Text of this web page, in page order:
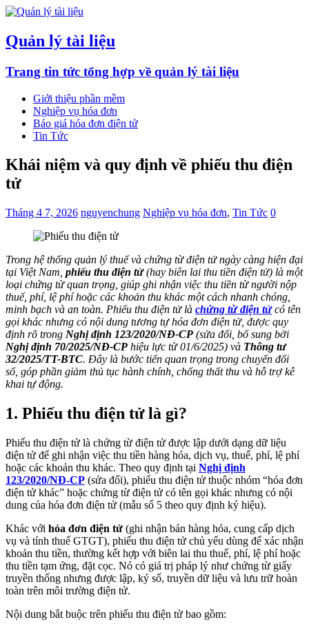
Quản lý tài liệu
Trang tin tức tổng hợp về quản lý tài liệu
Giới thiệu phần mềm
Nghiệp vụ hóa đơn
Báo giá hóa đơn điện tử
Tin Tức
Khái niệm và quy định về phiếu thu điện
tử
Tháng 4 7, 2026 nguyenchung Nghiệp vụ hóa đơn, Tin Tức 0
Trong hệ thống quản lý thuế và chứng từ điện tử ngày càng hiện đại
tại Việt Nam, phiếu thu điện tử(hay biên lai thu tiền điện tử) là một
loại chứng từ quan trọng, giúp ghi nhận việc thu tiền từ người nộp
thuế, phí, lệ phí hoặc các khoản thu khác một cách nhanh chóng,
minh bạch và an toàn. Phiếu thu điện tử là chứng từ điện tửcó tên
gọi khác nhưng có nội dung tương tự hóa đơn điện tử, được quy
định rõ trong Nghị định 123/2020/NĐ-CP (sửa đổi, bổ sung bởi
Nghị định 70/2025/NĐ-CP hiệu lực từ 01/6/2025) và Thông tư
32/2025/TT-BTC. Đây là bước tiến quan trọng trong chuyển đổi
số, góp phần giảm thủ tục hành chính, chống thất thu và hỗ trợ kê
khai tự động.
1. Phiếu thu điện tử là gì?
Phiếu thu điện tử là chứng từ điện tử được lập dưới dạng dữ liệu
điện tử để ghi nhận việc thu tiền hàng hóa, dịch vụ, thuế, phí, lệ phí
hoặc các khoản thu khác. Theo quy định tại Nghị định
123/2020/NĐ-CP (sửa đổi), phiếu thu điện tử thuộc nhóm “hóa đơn
điện tử khác” hoặc chứng từ điện tử có tên gọi khác nhưng có nội
dung của hóa đơn điện tử (mẫu số 5 theo quy định ký hiệu).
Khác với hóa đơn điện tử (ghi nhận bán hàng hóa, cung cấp dịch
vụ và tính thuế GTGT), phiếu thu điện tử chủ yếu dùng để xác nhận
khoản thu tiền, thường kết hợp với biên lai thu thuế, phí, lệ phí hoặc
thu tiền tạm ứng, đặt cọc. Nó có giá trị pháp lý như chứng từ giấy
truyền thống nhưng được lập, ký số, truyền dữ liệu và lưu trữ hoàn
toàn trên môi trường điện tử.
Nội dung bắt buộc trên phiếu thu điện tử bao gồm: